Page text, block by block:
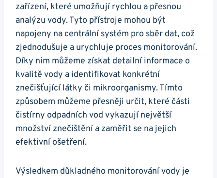
zařízení, které umožňují rychlou a přesnou
analýzu vody. Tyto přístroje mohou být
napojeny na centrální systém pro sběr dat, což
zjednodušuje a urychluje proces monitorování.
Díky nim můžeme získat detailní informace o
kvalitě vody a identifikovat konkrétní
znečišťující látky či mikroorganismy. Tímto
způsobem můžeme přesněji určit, které části
čistírny odpadních vod vykazují největší
množství znečištění a zaměřit se na jejich
efektivní ošetření.
Výsledkem důkladného monitorování vody je